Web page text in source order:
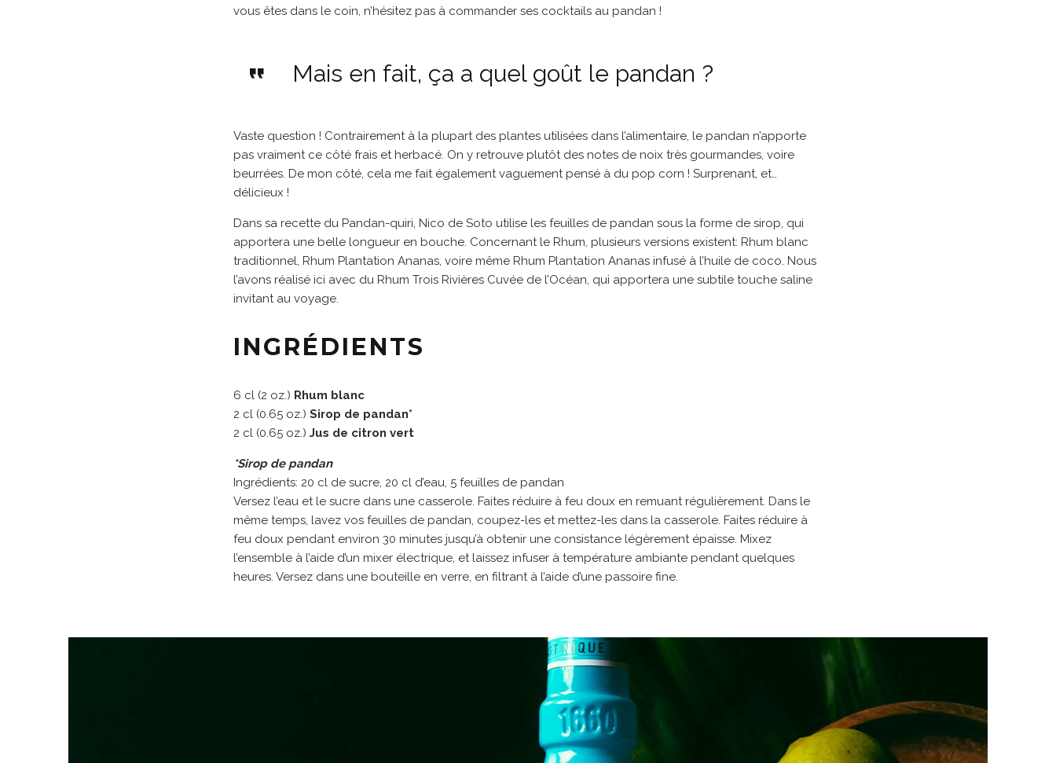
vous êtes dans le coin, n’hésitez pas à commander ses cocktails au pandan !
Mais en fait, ça a quel goût le pandan ?
Vaste question ! Contrairement à la plupart des plantes utilisées dans l’alimentaire, le pandan n’apporte
pas vraiment ce côté frais et herbacé. On y retrouve plutôt des notes de noix très gourmandes, voire
beurrées. De mon côté, cela me fait également vaguement pensé à du pop corn ! Surprenant, et…
délicieux !
Dans sa recette du Pandan-quiri, Nico de Soto utilise les feuilles de pandan sous la forme de sirop, qui
apportera une belle longueur en bouche. Concernant le Rhum, plusieurs versions existent: Rhum blanc
traditionnel, Rhum Plantation Ananas, voire même Rhum Plantation Ananas infusé à l’huile de coco. Nous
l’avons réalisé ici avec du Rhum Trois Rivières Cuvée de l’Océan, qui apportera une subtile touche saline
invitant au voyage.
INGRÉDIENTS
6 cl (2 oz.) Rhum blanc
2 cl (0.65 oz.) Sirop de pandan*
2 cl (0.65 oz.) Jus de citron vert
*Sirop de pandan
Ingrédients: 20 cl de sucre, 20 cl d’eau, 5 feuilles de pandan
Versez l’eau et le sucre dans une casserole. Faites réduire à feu doux en remuant régulièrement. Dans le
même temps, lavez vos feuilles de pandan, coupez-les et mettez-les dans la casserole. Faites réduire à
feu doux pendant environ 30 minutes jusqu’à obtenir une consistance légèrement épaisse. Mixez
l’ensemble à l’aide d’un mixer électrique, et laissez infuser à température ambiante pendant quelques
heures. Versez dans une bouteille en verre, en filtrant à l’aide d’une passoire fine.